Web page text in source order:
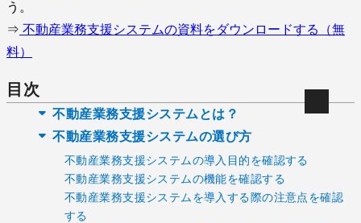
う。
⇒ 不動産業務支援システムの資料をダウンロードする（無
料）
目次
不動産業務支援システムとは？
不動産業務支援システムの選び方
不動産業務支援システムの導入目的を確認する
不動産業務支援システムの機能を確認する
不動産業務支援システムを導入する際の注意点を確認
する